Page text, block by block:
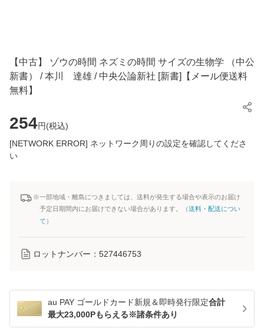
【中古】 ゾウの時間 ネズミの時間 サイズの生物学 （中公
新書） / 本川 達雄 / 中央公論新社 [新書]【メール便送料
無料】
254円(税込)
[NETWORK ERROR] ネットワーク周りの設定を確認してくださ
い
※一部地域・離島につきましては、送料が発生する場合や表示のお届け
予定日期間内にお届けできない場合があります。（送料・配送につい
て ）
ロットナンバー： 527446753
au PAY ゴールドカード新規＆即時発行限定合計
最大23,000Pもらえる※諸条件あり